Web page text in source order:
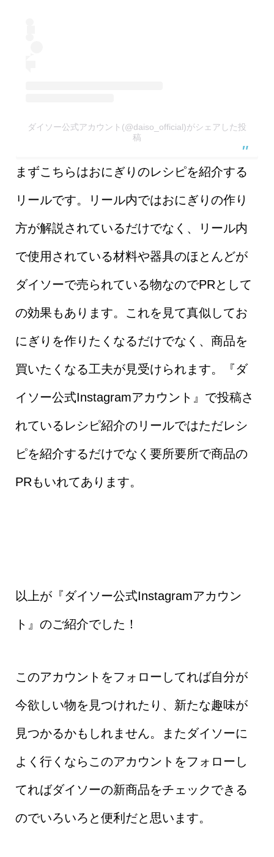
ダイソー公式アカウント(@daiso_official)がシェアした投
稿
まずこちらはおにぎりのレシピを紹介する
リールです。リール内ではおにぎりの作り
方が解説されているだけでなく、リール内
で使用されている材料や器具のほとんどが
ダイソーで売られている物なのでPRとして
の効果もあります。これを見て真似してお
にぎりを作りたくなるだけでなく、商品を
買いたくなる工夫が見受けられます。『ダ
イソー公式Instagramアカウント』で投稿さ
れているレシピ紹介のリールではただレシ
ピを紹介するだけでなく要所要所で商品の
PRもいれてあります。
以上が『ダイソー公式Instagramアカウン
ト』のご紹介でした！
このアカウントをフォローしてれば自分が
今欲しい物を見つけれたり、新たな趣味が
見つかるかもしれません。またダイソーに
よく行くならこのアカウントをフォローし
てればダイソーの新商品をチェックできる
のでいろいろと便利だと思います。